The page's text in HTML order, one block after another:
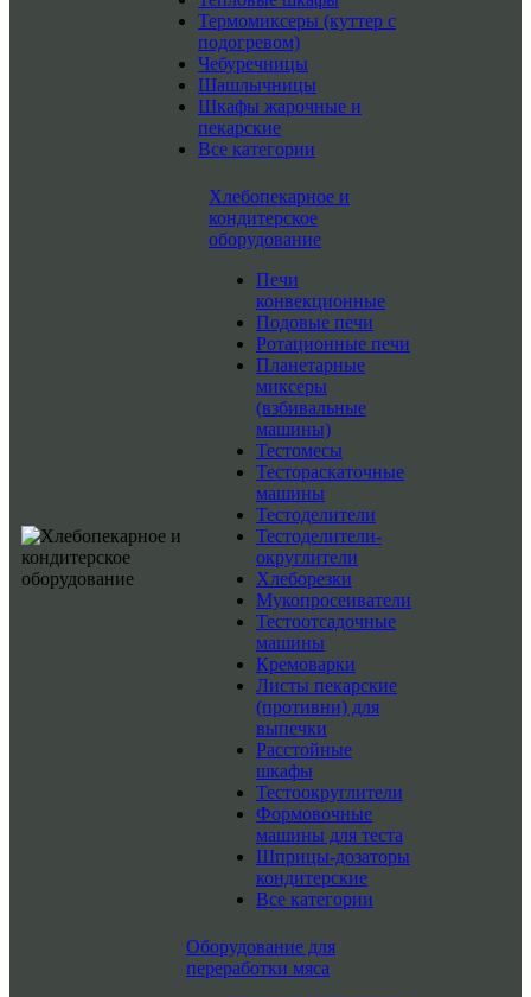
Термомиксеры (куттер с
подогревом)
Чебуречницы
Шашлычницы
Шкафы жарочные и
пекарские
Все категории
Хлебопекарное и
кондитерское
оборудование
Печи
конвекционные
Подовые печи
Ротационные печи
Планетарные
миксеры
(взбивальные
машины)
Тестомесы
Тестораскаточные
машины
Тестоделители
Тестоделители-
округлители
Хлеборезки
Мукопросеиватели
Тестоотсадочные
машины
Кремоварки
Листы пекарские
(противни) для
выпечки
Расстойные
шкафы
Тестоокруглители
Формовочные
машины для теста
Шприцы-дозаторы
кондитерские
Все категории
Оборудование для
переработки мяса